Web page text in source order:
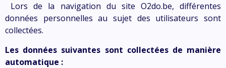
Lors de la navigation du site O2do.be, différentes
données personnelles au sujet des utilisateurs sont
collectées.
Les données suivantes sont collectées de manière
automatique :